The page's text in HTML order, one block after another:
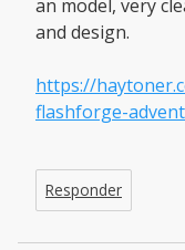
an model, very
and design.
https://
flashforge-
Responder